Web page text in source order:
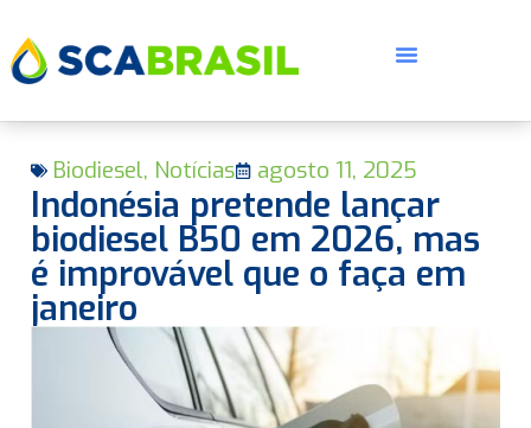
Biodiesel, Notícias agosto 11, 2025
Indonésia pretende lançar
biodiesel B50 em 2026, mas
é improvável que o faça em
janeiro